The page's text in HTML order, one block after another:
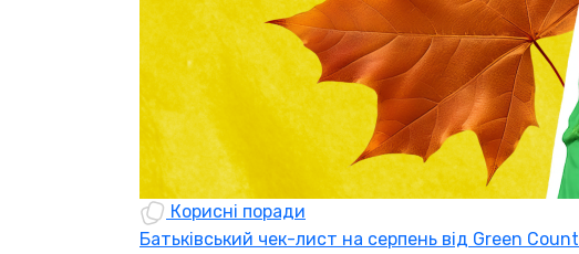
Корисні поради
Батьківський чек-лист на серпень від Green